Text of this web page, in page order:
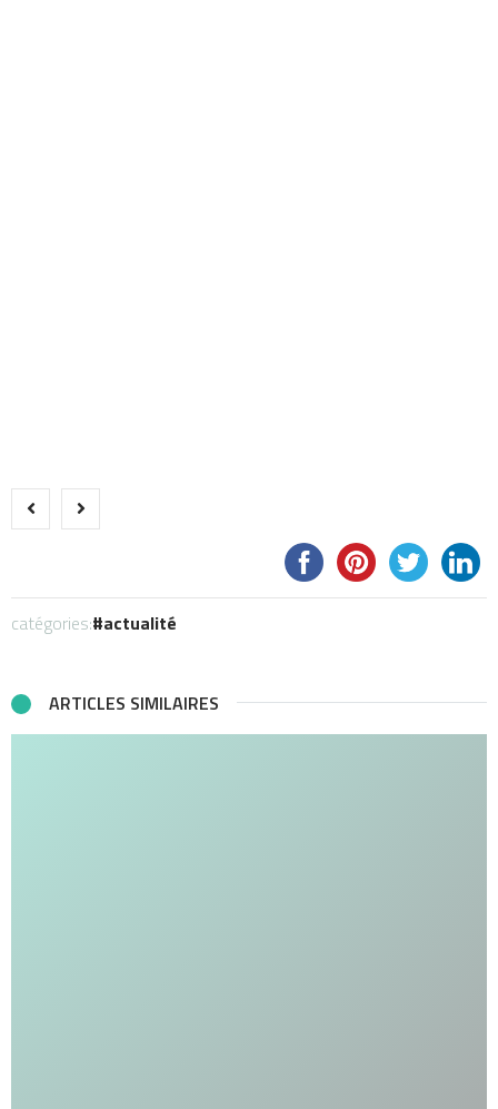
catégories: actualité
ARTICLES SIMILAIRES